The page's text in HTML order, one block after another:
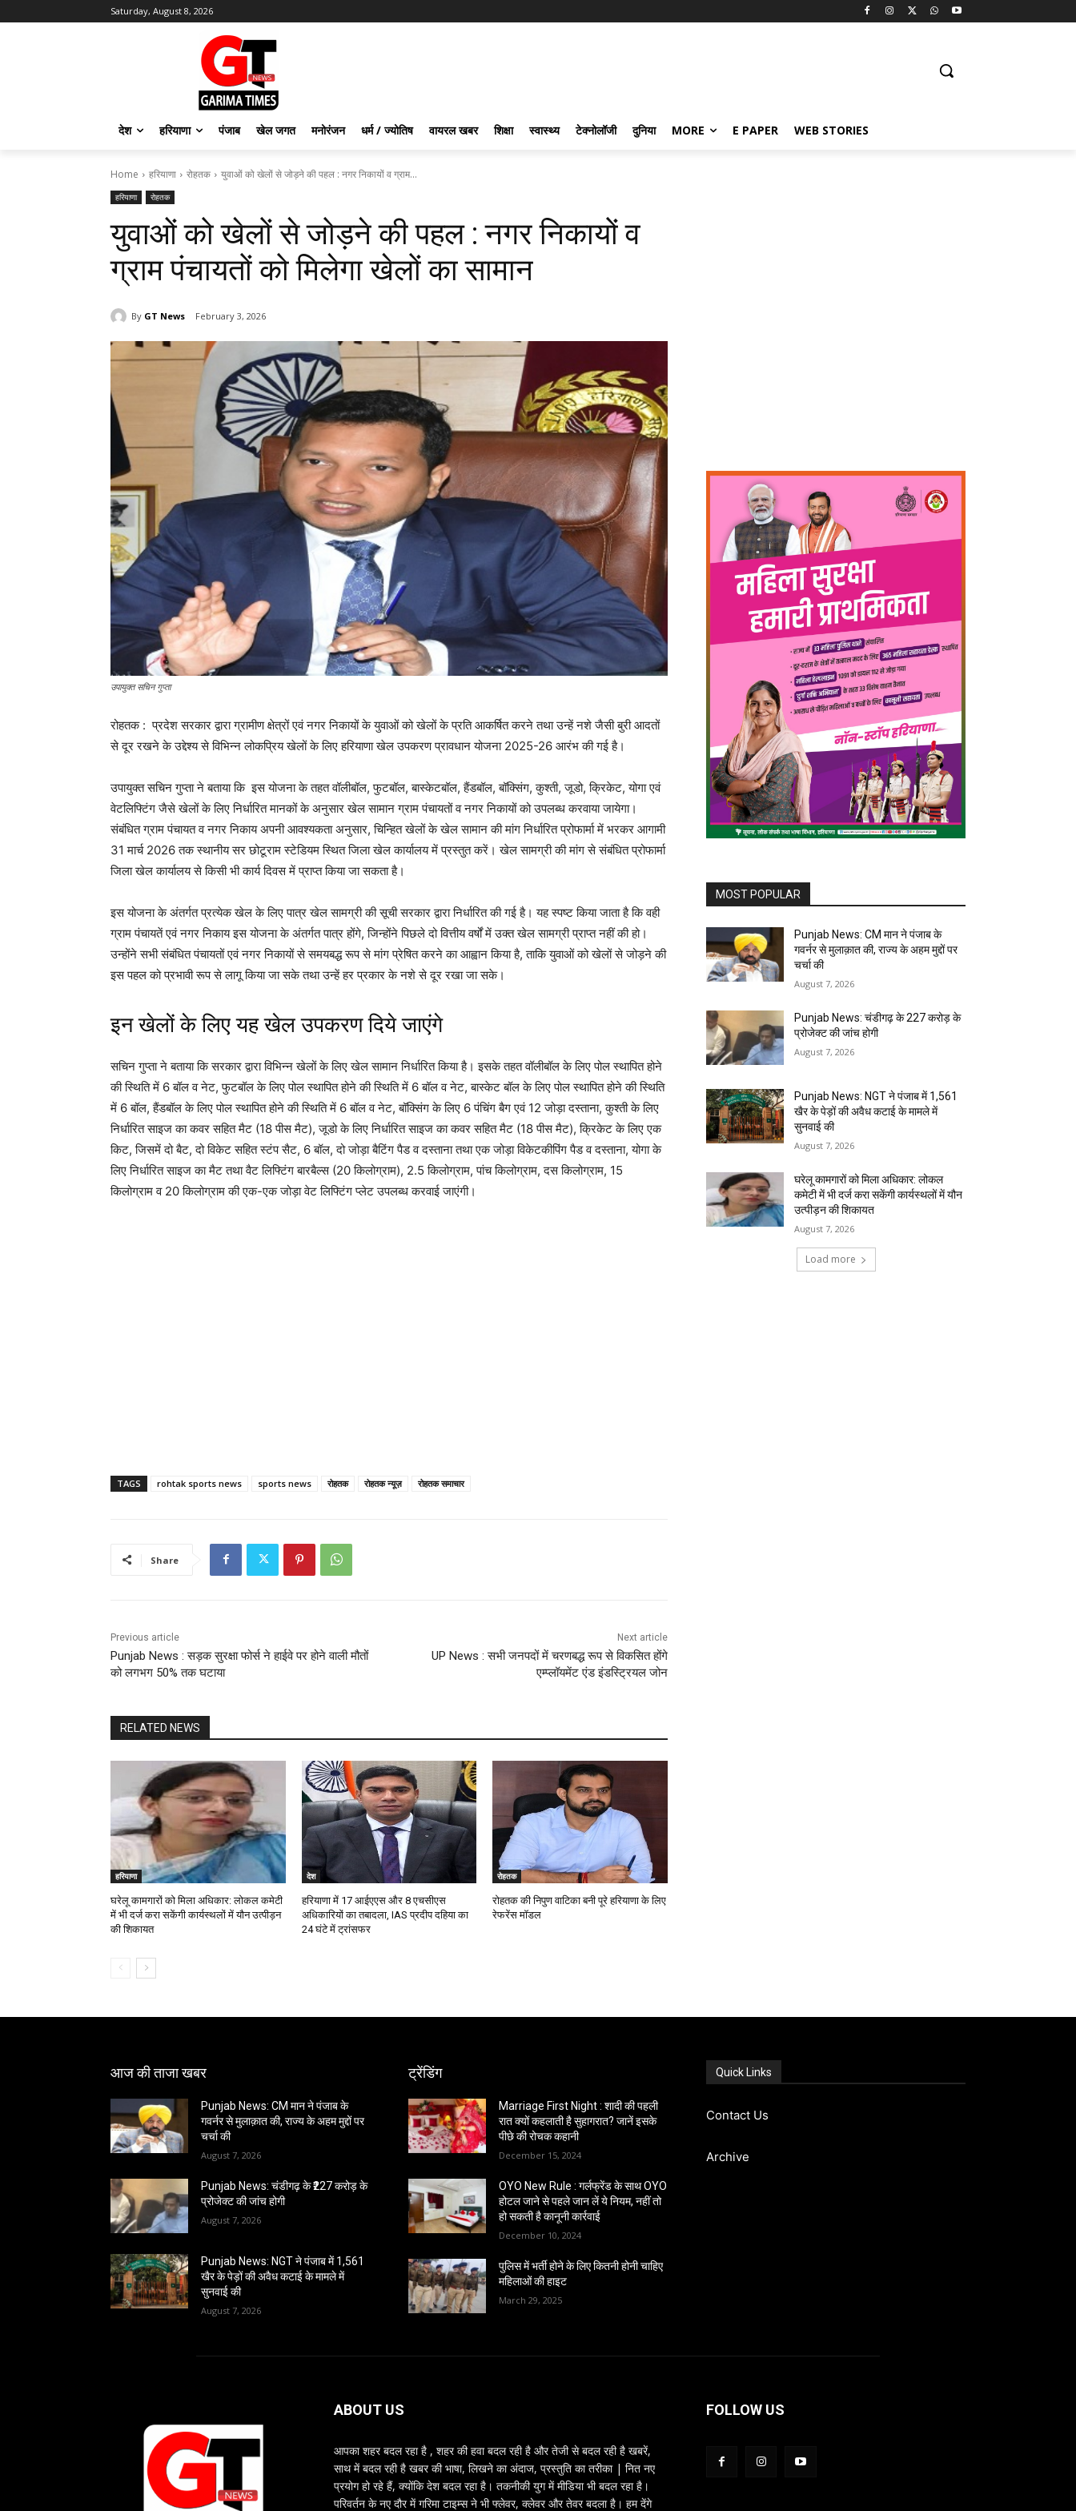
Saturday, August 8, 2026
देश हरियाणा पंजाब खेल जगत मनोरंजन धर्म / ज्योतिष वायरल खबर शिक्षा स्वास्थ्य टेक्नोलॉजी दुनिया MORE E PAPER WEB STORIES
Home हरियाणा रोहतक युवाओं को खेलों से जोड़ने की पहल : नगर निकायों व ग्राम...
हरियाणा रोहतक
युवाओं को खेलों से जोड़ने की पहल : नगर निकायों व
ग्राम पंचायतों को मिलेगा खेलों का सामान
By GT News February 3, 2026
उपायुक्त सचिन गुप्ता
रोहतक : प्रदेश सरकार द्वारा ग्रामीण क्षेत्रों एवं नगर निकायों के युवाओं को खेलों के प्रति आकर्षित करने तथा उन्हें नशे जैसी बुरी आदतों
से दूर रखने के उद्देश्य से विभिन्न लोकप्रिय खेलों के लिए हरियाणा खेल उपकरण प्रावधान योजना 2025-26 आरंभ की गई है।
उपायुक्त सचिन गुप्ता ने बताया कि इस योजना के तहत वॉलीबॉल, फुटबॉल, बास्केटबॉल, हैंडबॉल, बॉक्सिंग, कुश्ती, जूडो, क्रिकेट, योगा एवं
वेटलिफ्टिंग जैसे खेलों के लिए निर्धारित मानकों के अनुसार खेल सामान ग्राम पंचायतों व नगर निकायों को उपलब्ध करवाया जायेगा।
संबंधित ग्राम पंचायत व नगर निकाय अपनी आवश्यकता अनुसार, चिन्हित खेलों के खेल सामान की मांग निर्धारित प्रोफार्मा में भरकर आगामी
31 मार्च 2026 तक स्थानीय सर छोटूराम स्टेडियम स्थित जिला खेल कार्यालय में प्रस्तुत करें। खेल सामग्री की मांग से संबंधित प्रोफार्मा
जिला खेल कार्यालय से किसी भी कार्य दिवस में प्राप्त किया जा सकता है।
इस योजना के अंतर्गत प्रत्येक खेल के लिए पात्र खेल सामग्री की सूची सरकार द्वारा निर्धारित की गई है। यह स्पष्ट किया जाता है कि वही
ग्राम पंचायतें एवं नगर निकाय इस योजना के अंतर्गत पात्र होंगे, जिन्होंने पिछले दो वित्तीय वर्षों में उक्त खेल सामग्री प्राप्त नहीं की हो।
उन्होंने सभी संबंधित पंचायतों एवं नगर निकायों से समयबद्ध रूप से मांग प्रेषित करने का आह्वान किया है, ताकि युवाओं को खेलों से जोड़ने की
इस पहल को प्रभावी रूप से लागू किया जा सके तथा उन्हें हर प्रकार के नशे से दूर रखा जा सके।
इन खेलों के लिए यह खेल उपकरण दिये जाएंगे
सचिन गुप्ता ने बताया कि सरकार द्वारा विभिन्न खेलों के लिए खेल सामान निर्धारित किया है। इसके तहत वॉलीबॉल के लिए पोल स्थापित होने
की स्थिति में 6 बॉल व नेट, फुटबॉल के लिए पोल स्थापित होने की स्थिति में 6 बॉल व नेट, बास्केट बॉल के लिए पोल स्थापित होने की स्थिति
में 6 बॉल, हैंडबॉल के लिए पोल स्थापित होने की स्थिति में 6 बॉल व नेट, बॉक्सिंग के लिए 6 पंचिंग बैग एवं 12 जोड़ा दस्ताना, कुश्ती के लिए
निर्धारित साइज का कवर सहित मैट (18 पीस मैट), जूडो के लिए निर्धारित साइज का कवर सहित मैट (18 पीस मैट), क्रिकेट के लिए एक
किट, जिसमें दो बैट, दो विकेट सहित स्टंप सैट, 6 बॉल, दो जोड़ा बैटिंग पैड व दस्ताना तथा एक जोड़ा विकेटकीपिंग पैड व दस्ताना, योगा के
लिए निर्धारित साइज का मैट तथा वैट लिफ्टिंग बारबैल्स (20 किलोग्राम), 2.5 किलोग्राम, पांच किलोग्राम, दस किलोग्राम, 15
किलोग्राम व 20 किलोग्राम की एक-एक जोड़ा वेट लिफ्टिंग प्लेट उपलब्ध करवाई जाएंगी।
TAGS rohtak sports news sports news रोहतक रोहतक न्यूज़ रोहतक समाचार
Share
Previous article
Punjab News : सड़क सुरक्षा फोर्स ने हाईवे पर होने वाली मौतों
को लगभग 50% तक घटाया
Next article
UP News : सभी जनपदों में चरणबद्ध रूप से विकसित होंगे
एम्प्लॉयमेंट एंड इंडस्ट्रियल जोन
RELATED NEWS
हरियाणा
घरेलू कामगारों को मिला अधिकार: लोकल कमेटी
में भी दर्ज करा सकेंगी कार्यस्थलों में यौन उत्पीड़न
की शिकायत
देश
हरियाणा में 17 आईएएस और 8 एचसीएस
अधिकारियों का तबादला, IAS प्रदीप दहिया का
24 घंटे में ट्रांसफर
रोहतक
रोहतक की निपुण वाटिका बनी पूरे हरियाणा के लिए
रेफरेंस मॉडल
MOST POPULAR
Punjab News: CM मान ने पंजाब के
गवर्नर से मुलाक़ात की, राज्य के अहम मुद्दों पर
चर्चा की
August 7, 2026
Punjab News: चंडीगढ़ के ₹227 करोड़ के
प्रोजेक्ट की जांच होगी
August 7, 2026
Punjab News: NGT ने पंजाब में 1,561
खैर के पेड़ों की अवैध कटाई के मामले में
सुनवाई की
August 7, 2026
घरेलू कामगारों को मिला अधिकार: लोकल
कमेटी में भी दर्ज करा सकेंगी कार्यस्थलों में यौन
उत्पीड़न की शिकायत
August 7, 2026
Load more
आज की ताजा खबर
Punjab News: CM मान ने पंजाब के
गवर्नर से मुलाक़ात की, राज्य के अहम मुद्दों पर
चर्चा की
August 7, 2026
Punjab News: चंडीगढ़ के ₹227 करोड़ के
प्रोजेक्ट की जांच होगी
August 7, 2026
Punjab News: NGT ने पंजाब में 1,561
खैर के पेड़ों की अवैध कटाई के मामले में
सुनवाई की
August 7, 2026
ट्रेंडिंग
Marriage First Night : शादी की पहली
रात क्यों कहलाती है सुहागरात? जानें इसके
पीछे की रोचक कहानी
December 15, 2024
OYO New Rule : गर्लफ्रेंड के साथ OYO
होटल जाने से पहले जान लें ये नियम, नहीं तो
हो सकती है कानूनी कार्रवाई
December 10, 2024
पुलिस में भर्ती होने के लिए कितनी होनी चाहिए
महिलाओं की हाइट
March 29, 2025
Quick Links
Contact Us
Archive
ABOUT US
आपका शहर बदल रहा है , शहर की हवा बदल रही है और तेजी से बदल रही है खबरें,
साथ में बदल रही है खबर की भाषा, लिखने का अंदाज, प्रस्तुति का तरीका | नित नए
प्रयोग हो रहे हैं, क्योंकि देश बदल रहा है। तकनीकी युग में मीडिया भी बदल रहा है।
परिवर्तन के नए दौर में गरिमा टाइम्स ने भी फ्लेवर, क्लेवर और तेवर बदला है। हम देंगे
FOLLOW US